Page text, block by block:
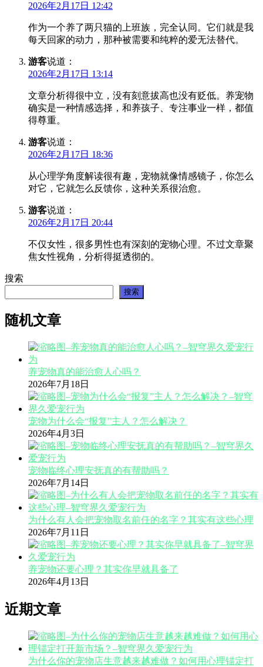
2026年2月17日 12:42
作为一个养了两只猫的上班族，完全认同。它们就是我
每天回家的动力，那种被需要和纯粹的爱无法替代。
游客说道：
2026年2月17日 13:14
文章分析得很中立，没有刻意拔高也没有贬低。养宠物
确实是一种情感选择，和养孩子、专注事业一样，都值
得尊重。
游客说道：
2026年2月17日 18:36
从心理学角度解读很有趣，宠物就像情感镜子，你怎么
对它，它就怎么反馈你，这种关系很治愈。
游客说道：
2026年2月17日 20:44
不仅女性，很多男性也有深刻的宠物心理。不过文章聚
焦女性视角，分析得挺透彻的。
搜索
搜索
随机文章
养宠物真的能治愈人心吗？
2026年7月18日
宠物为什么会“报复”主人？怎么解决？
2026年4月3日
宠物临终心理安抚真的有帮助吗？
2026年7月14日
为什么有人会把宠物取名前任的名字？其实有这些心理
2026年7月11日
养宠物还要心理？其实你早就具备了
2026年4月13日
近期文章
为什么你的宠物店生意越来越难做？如何用心理锚定打